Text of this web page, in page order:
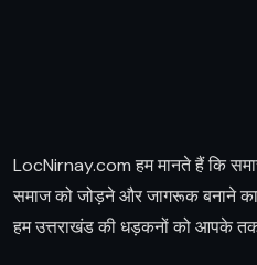
LocNirnay.com हम मानते हैं कि
समाज को जोड़ने और जागरूक बनाने
हम उत्तराखंड की धड़कनों को आपके तक